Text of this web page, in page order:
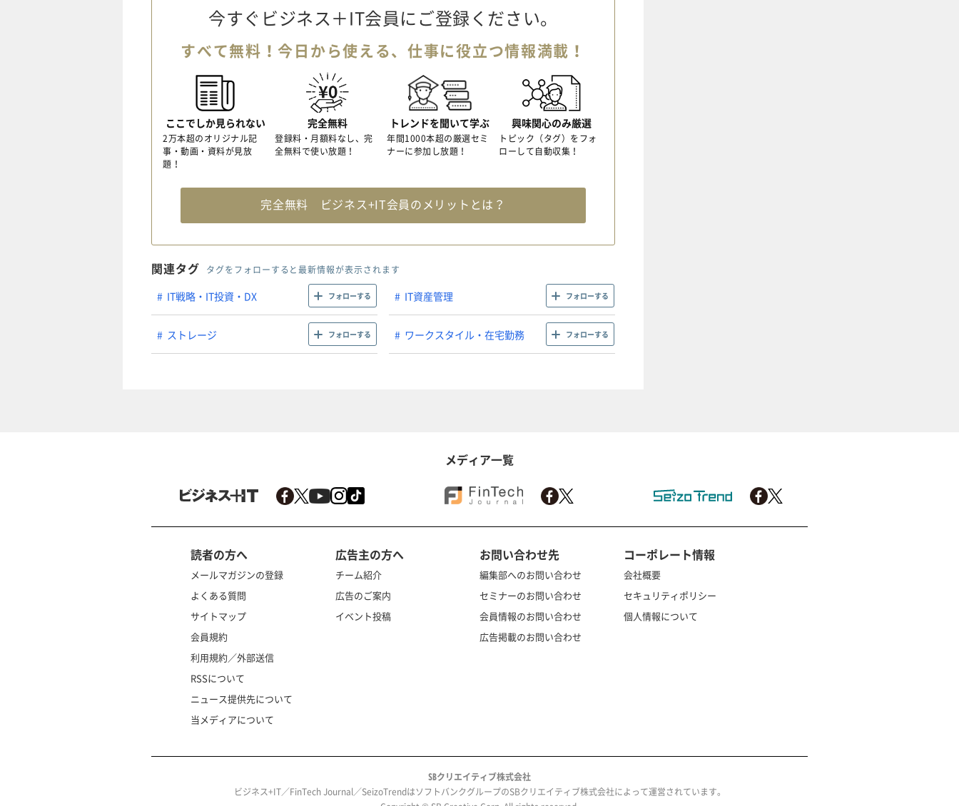
今すぐビジネス＋IT会員にご登録ください。
すべて無料！今日から使える、仕事に役立つ情報満載！
ここでしか見られない
2万本超のオリジナル記
事・動画・資料が見放
題！
完全無料
登録料・月額料なし、完
全無料で使い放題！
トレンドを聞いて学ぶ
年間1000本超の厳選セミ
ナーに参加し放題！
興味関心のみ厳選
トピック（タグ）をフォ
ローして自動収集！
完全無料 ビジネス+IT会員のメリットとは？
関連タグ タグをフォローすると最新情報が表示されます
IT戦略・IT投資・DX フォローする IT資産管理 フォローする
ストレージ フォローする ワークスタイル・在宅勤務 フォローする
メディア一覧
読者の方へ
メールマガジンの登録
よくある質問
サイトマップ
会員規約
利用規約／外部送信
RSSについて
ニュース提供先について
当メディアについて
広告主の方へ
チーム紹介
広告のご案内
イベント投稿
お問い合わせ先
編集部へのお問い合わせ
セミナーのお問い合わせ
会員情報のお問い合わせ
広告掲載のお問い合わせ
コーポレート情報
会社概要
セキュリティポリシー
個人情報について
SBクリエイティブ株式会社
ビジネス+IT／FinTech Journal／SeizoTrendはソフトバンクグループのSBクリエイティブ株式会社によって運営されています。